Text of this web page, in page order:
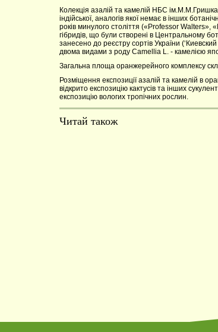
Колекція азалій та камелій НБС ім.М.М.Гришка
індійської, аналогів якої немає в інших
років минулого століття («Professor
гібридів, що були створені в Центральному
занесено до реєстру сортів України
двома видами з роду Camellia L. - камелією
Загальна площа оранжерейного комплексу
Розміщення експозиції азалій та камелій в
відкрито експозицію кактусів та інших
експозицію вологих тропічних рослин.
Читай також